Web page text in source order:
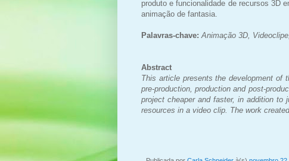
produto e funcionalidade de recursos 3D
animação de fantasia.
Palavras-chave: Animação 3D,
Abstract
This article presents the development of
pre-production, production and post-
project cheaper and faster, in addition to
resources in a video clip. The work